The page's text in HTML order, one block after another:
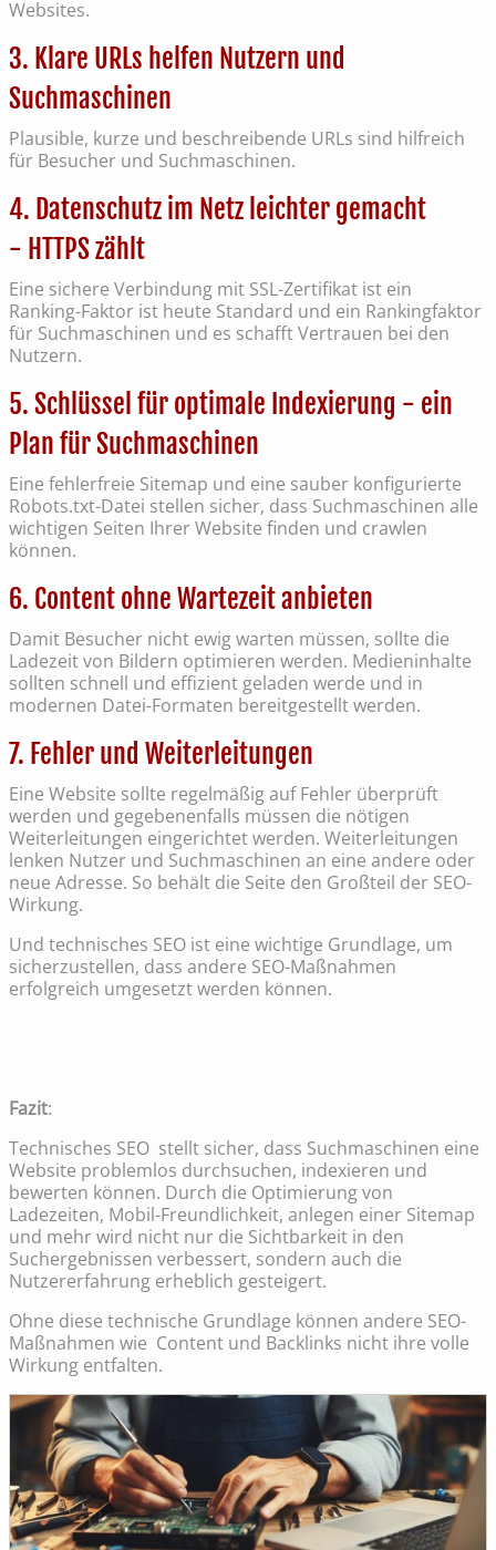
Websites.
3. Klare URLs helfen Nutzern und
Suchmaschinen
Plausible, kurze und beschreibende URLs sind hilfreich
für Besucher und Suchmaschinen.
4. Datenschutz im Netz leichter gemacht
- HTTPS zählt
Eine sichere Verbindung mit SSL-Zertifikat ist ein
Ranking-Faktor ist heute Standard und ein Rankingfaktor
für Suchmaschinen und es schafft Vertrauen bei den
Nutzern.
5. Schlüssel für optimale Indexierung - ein
Plan für Suchmaschinen
Eine fehlerfreie Sitemap und eine sauber konfigurierte
Robots.txt-Datei stellen sicher, dass Suchmaschinen alle
wichtigen Seiten Ihrer Website finden und crawlen
können.
6. Content ohne Wartezeit anbieten
Damit Besucher nicht ewig warten müssen, sollte die
Ladezeit von Bildern optimieren werden. Medieninhalte
sollten schnell und effizient geladen werde und in
modernen Datei-Formaten bereitgestellt werden.
7. Fehler und Weiterleitungen
Eine Website sollte regelmäßig auf Fehler überprüft
werden und gegebenenfalls müssen die nötigen
Weiterleitungen eingerichtet werden. Weiterleitungen
lenken Nutzer und Suchmaschinen an eine andere oder
neue Adresse. So behält die Seite den Großteil der SEO-
Wirkung.
Und technisches SEO ist eine wichtige Grundlage, um
sicherzustellen, dass andere SEO-Maßnahmen
erfolgreich umgesetzt werden können.
Fazit:
Technisches SEO stellt sicher, dass Suchmaschinen eine
Website problemlos durchsuchen, indexieren und
bewerten können. Durch die Optimierung von
Ladezeiten, Mobil-Freundlichkeit, anlegen einer Sitemap
und mehr wird nicht nur die Sichtbarkeit in den
Suchergebnissen verbessert, sondern auch die
Nutzererfahrung erheblich gesteigert.
Ohne diese technische Grundlage können andere SEO-
Maßnahmen wie Content und Backlinks nicht ihre volle
Wirkung entfalten.